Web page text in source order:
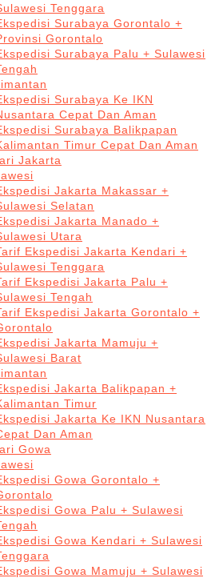
Tenggara
Surabaya Gorontalo +
Gorontalo
Surabaya Palu + Sulawesi
Surabaya Ke IKN
Cepat Dan Aman
Surabaya Balikpapan
Timur Cepat Dan Aman
Jakarta
Jakarta Makassar +
Selatan
Jakarta Manado +
Utara
Ekspedisi Jakarta Kendari +
Tenggara
Ekspedisi Jakarta Palu +
Tengah
Ekspedisi Jakarta Gorontalo +
Jakarta Mamuju +
Barat
Jakarta Balikpapan +
Timur
Jakarta Ke IKN Nusantara
Dan Aman
Gowa
Gowa Gorontalo +
Gowa Palu + Sulawesi
Gowa Kendari + Sulawesi
Gowa Mamuju + Sulawesi